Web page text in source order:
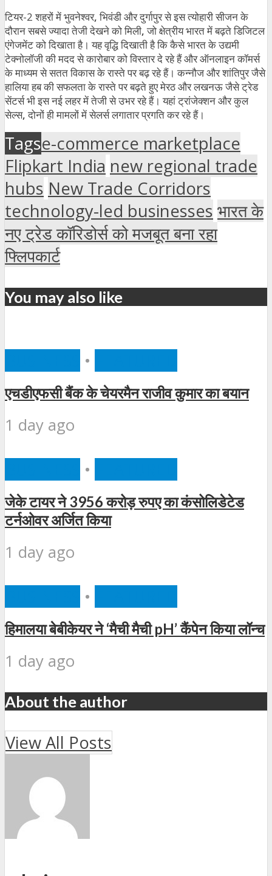
टियर-2 शहरों में भुवनेश्वर,भिवंडी और दुर्गापुर से इस त्योहारी सीजन के
दौरान सबसे ज्यादा तेजी देखने को मिली,जो क्षेत्रीय भारत में बढ़ते डिजिटल
एंगेजमेंट को दिखाता है। यह वृद्धि दिखाती है कि कैसे भारत के उद्यमी
टेक्नोलॉजी की मदद से कारोबार को विस्तार दे रहे हैं और ऑनलाइन कॉमर्स
के माध्यम से सतत विकास के रास्ते पर बढ़ रहे हैं। कन्नौज और शांतिपुर जैसे
हालिया हब की सफलता के रास्ते पर बढ़ते हुए मेरठ और लखनऊ जैसे ट्रेड
सेंटर्स भी इस नई लहर में तेजी से उभर रहे हैं। यहां ट्रांजेक्शन और कुल
सेल्स,दोनों ही मामलों में सेलर्स लगातार प्रगति कर रहे हैं।
Tagse-commerce marketplace
Flipkart India new regional trade
hubs New Trade Corridors
technology-led businesses भारत के
नए ट्रेड कॉरिडोर्स को मजबूत बना रहा
फ्लिपकार्ट
You may also like
•
एचडीएफसी बैंक के चेयरमैन राजीव कुमार का बयान
1 day ago
•
जेके टायर ने 3956 करोड़ रुपए का कंसोलिडेटेड
टर्नओवर अर्जित किया
1 day ago
•
हिमालया बेबीकेयर ने ‘मैची मैची pH’ कैंपेन किया लॉन्च
1 day ago
About the author
View All Posts